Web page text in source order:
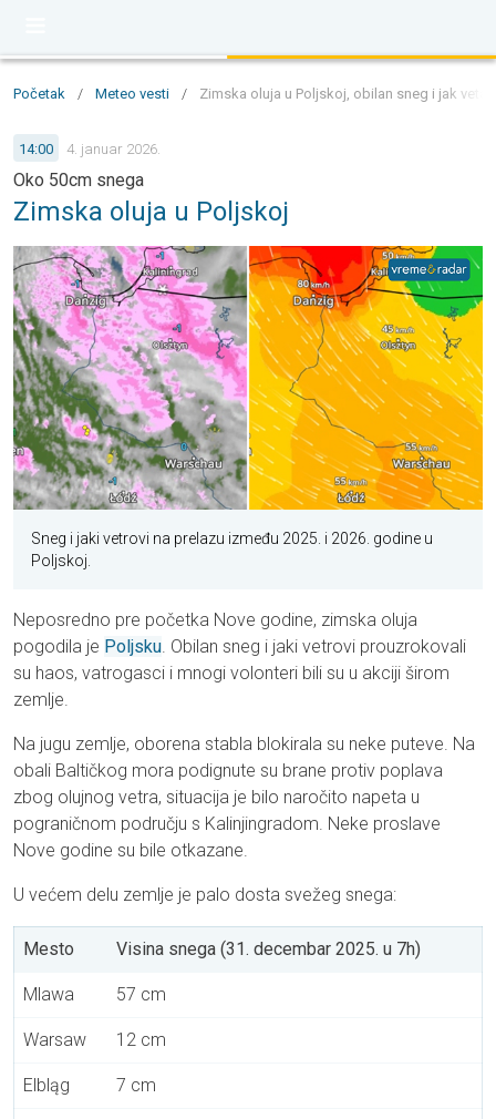
Početak / Meteo vesti / Zimska oluja u Poljskoj, obilan sneg i jak vetar
14:00 4. januar 2026.
Oko 50cm snega
Zimska oluja u Poljskoj
Sneg i jaki vetrovi na prelazu između 2025. i 2026. godine u
Poljskoj.
Neposredno pre početka Nove godine, zimska oluja
pogodila je Poljsku. Obilan sneg i jaki vetrovi prouzrokovali
su haos, vatrogasci i mnogi volonteri bili su u akciji širom
zemlje.
Na jugu zemlje, oborena stabla blokirala su neke puteve. Na
obali Baltičkog mora podignute su brane protiv poplava
zbog olujnog vetra, situacija je bilo naročito napeta u
pograničnom području s Kalinjingradom. Neke proslave
Nove godine su bile otkazane.
U većem delu zemlje je palo dosta svežeg snega:
Mesto Visina snega (31. decembar 2025. u 7h)
Mlawa 57 cm
Warsaw 12 cm
Elbląg 7 cm